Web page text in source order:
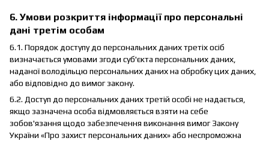
6. Умови розкриття інформації про персональні
дані третім особам
6.1. Порядок доступу до персональних даних третіх осіб
визначається умовами згоди суб'єкта персональних даних,
наданої володільцю персональних даних на обробку цих даних,
або відповідно до вимог закону.
6.2. Доступ до персональних даних третій особі не надається,
якщо зазначена особа відмовляється взяти на себе
зобов'язання щодо забезпечення виконання вимог Закону
України «Про захист персональних даних» або неспроможна